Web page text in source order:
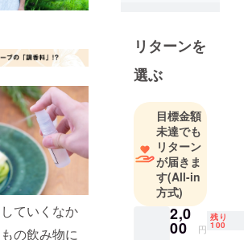
ていくなか
の飲み物に
リカで2年赴
して和歌山
始。この
度、紀の川
市の6次産業
化の事業を
きっかけに
有限会社
OneHERBを
リターンを
選ぶ
目標金額
未達でも
リターン
が届きま
す(All-in
方式)
2,0
00 円
残り
100